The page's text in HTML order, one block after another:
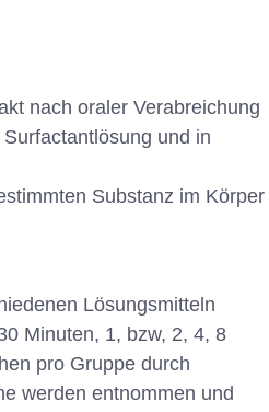
nach oraler Verabreichung
und in
Substanz im Körper
Lösungsmitteln
Minuten, 1, bzw, 2, 4, 8
pro Gruppe durch
werden entnommen und